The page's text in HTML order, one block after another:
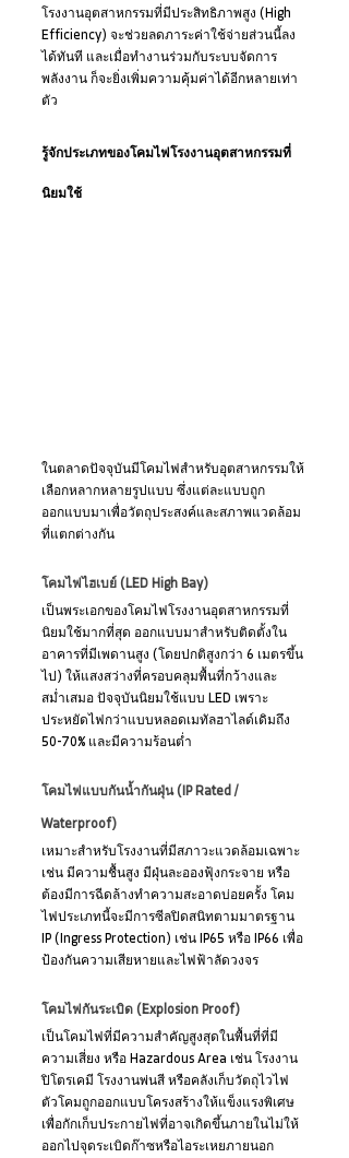
โรงงานอุตสาหกรรมที่มีประสิทธิภาพสูง (High
Efficiency) จะช่วยลดภาระค่าใช้จ่ายส่วนนี้ลง
ได้ทันที และเมื่อทำงานร่วมกับระบบจัดการ
พลังงาน ก็จะยิ่งเพิ่มความคุ้มค่าได้อีกหลายเท่า
ตัว
รู้จักประเภทของโคมไฟโรงงานอุตสาหกรรมที่
นิยมใช้
ในตลาดปัจจุบันมีโคมไฟสำหรับอุตสาหกรรมให้
เลือกหลากหลายรูปแบบ ซึ่งแต่ละแบบถูก
ออกแบบมาเพื่อวัตถุประสงค์และสภาพแวดล้อม
ที่แตกต่างกัน
โคมไฟไฮเบย์ (LED High Bay)
เป็นพระเอกของโคมไฟโรงงานอุตสาหกรรมที่
นิยมใช้มากที่สุด ออกแบบมาสำหรับติดตั้งใน
อาคารที่มีเพดานสูง (โดยปกติสูงกว่า 6 เมตรขึ้น
ไป) ให้แสงสว่างที่ครอบคลุมพื้นที่กว้างและ
สม่ำเสมอ ปัจจุบันนิยมใช้แบบ LED เพราะ
ประหยัดไฟกว่าแบบหลอดเมทัลฮาไลด์เดิมถึง
50-70% และมีความร้อนต่ำ
โคมไฟแบบกันน้ำกันฝุ่น (IP Rated /
Waterproof)
เหมาะสำหรับโรงงานที่มีสภาวะแวดล้อมเฉพาะ
เช่น มีความชื้นสูง มีฝุ่นละอองฟุ้งกระจาย หรือ
ต้องมีการฉีดล้างทำความสะอาดบ่อยครั้ง โคม
ไฟประเภทนี้จะมีการซีลปิดสนิทตามมาตรฐาน
IP (Ingress Protection) เช่น IP65 หรือ IP66 เพื่อ
ป้องกันความเสียหายและไฟฟ้าลัดวงจร
โคมไฟกันระเบิด (Explosion Proof)
เป็นโคมไฟที่มีความสำคัญสูงสุดในพื้นที่ที่มี
ความเสี่ยง หรือ Hazardous Area เช่น โรงงาน
ปิโตรเคมี โรงงานพ่นสี หรือคลังเก็บวัตถุไวไฟ
ตัวโคมถูกออกแบบโครงสร้างให้แข็งแรงพิเศษ
เพื่อกักเก็บประกายไฟที่อาจเกิดขึ้นภายในไม่ให้
ออกไปจุดระเบิดก๊าซหรือไอระเหยภายนอก